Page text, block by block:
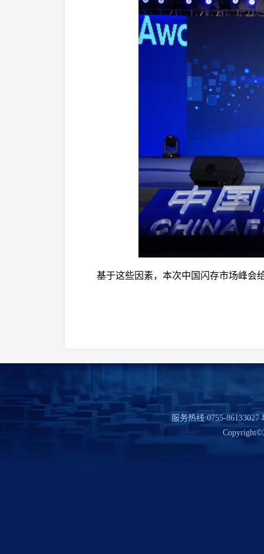
基于这些因素，本次中国闪存市场峰会
服务热线:0755-